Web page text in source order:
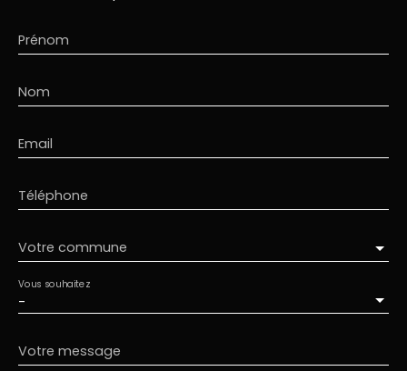
Prénom
Nom
Email
Téléphone
Votre commune
-
Vous souhaitez
Votre message